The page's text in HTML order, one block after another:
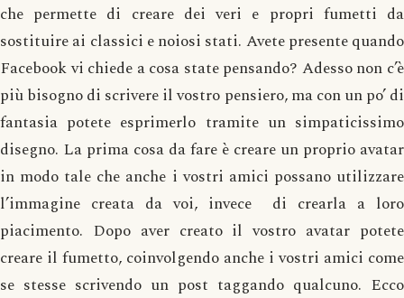
che permette di creare dei veri e propri fumetti da
sostituire ai classici e noiosi stati. Avete presente quando
Facebook vi chiede a cosa state pensando? Adesso non c’è
più bisogno di scrivere il vostro pensiero, ma con un po’ di
fantasia potete esprimerlo tramite un simpaticissimo
disegno. La prima cosa da fare è creare un proprio avatar
in modo tale che anche i vostri amici possano utilizzare
l’immagine creata da voi, invece di crearla a loro
piacimento. Dopo aver creato il vostro avatar potete
creare il fumetto, coinvolgendo anche i vostri amici come
se stesse scrivendo un post taggando qualcuno. Ecco